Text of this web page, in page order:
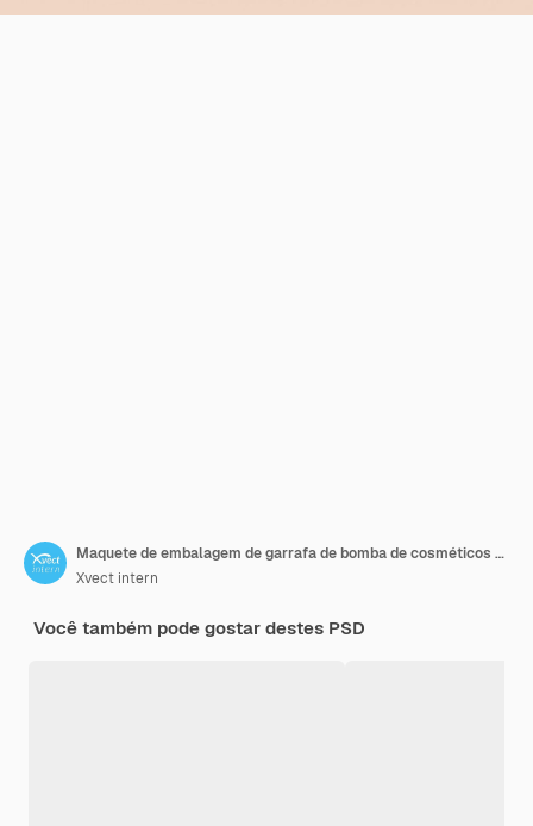
Maquete de embalagem de garrafa de bomba de cosméticos de plástico brilhante
Xvect intern
Você também pode gostar destes PSD